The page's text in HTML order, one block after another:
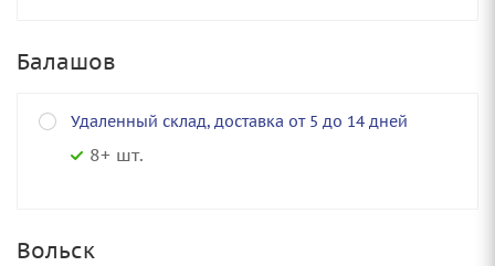
Балашов
Удаленный склад, доставка от 5 до 14 дней
8+ шт.
Вольск